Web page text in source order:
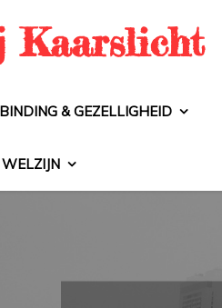
Kaarslicht
& GEZELLIGHEID